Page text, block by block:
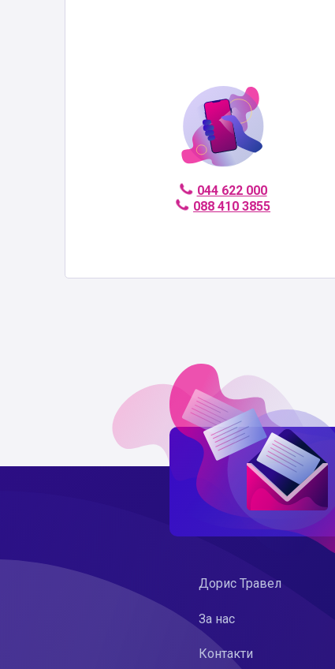
044 622 000
088 410 3855
Дорис Травел
За нас
Контакти